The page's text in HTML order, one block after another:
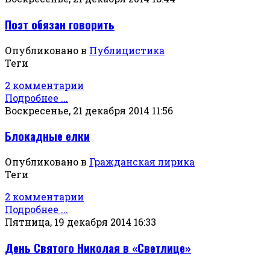
Поэт обязан говорить
Опубликовано в Публицистика
Теги
2 комментарии
Подробнее ...
Воскресенье, 21 декабря 2014 11:56
Блокадные елки
Опубликовано в Гражданская лирика
Теги
2 комментарии
Подробнее ...
Пятница, 19 декабря 2014 16:33
День Святого Николая в «Светлице»